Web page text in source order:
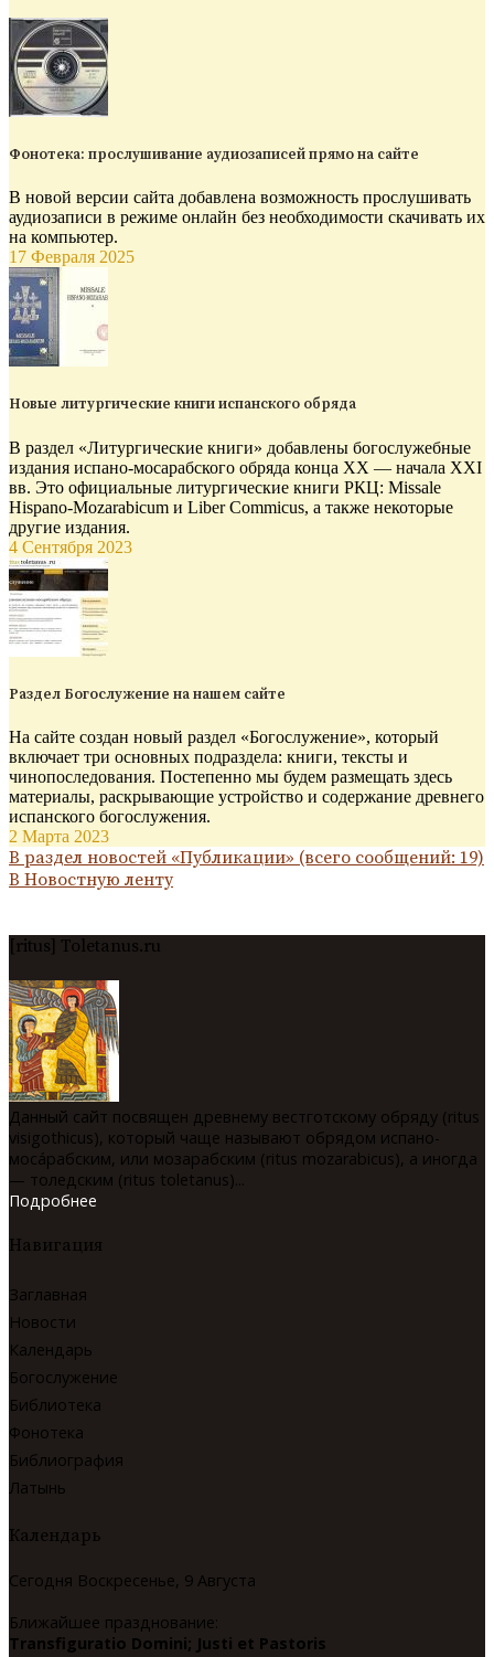
Фонотека: прослушивание аудиозаписей прямо на сайте
В новой версии сайта добавлена возможность прослушивать
аудиозаписи в режиме онлайн без необходимости скачивать их
на компьютер.
17 Февраля 2025
Новые литургические книги испанского обряда
В раздел «Литургические книги» добавлены богослужебные
издания испано-мосарабского обряда конца XX — начала XXI
вв. Это официальные литургические книги РКЦ: Missale
Hispano-Mozarabicum и Liber Commicus, а также некоторые
другие издания.
4 Сентября 2023
Раздел Богослужение на нашем сайте
На сайте создан новый раздел «Богослужение», который
включает три основных подраздела: книги, тексты и
чинопоследования. Постепенно мы будем размещать здесь
материалы, раскрывающие устройство и содержание древнего
испанского богослужения.
2 Марта 2023
В раздел новостей «Публикации» (всего сообщений: 19)
В Новостную ленту
[ritus] Toletanus.ru
Данный сайт посвящен древнему вестготскому обряду (ritus
visigothicus), который чаще называют обрядом испано-
мосáрабским, или мозарабским (ritus mozarabicus), а иногда
— толедским (ritus toletanus)...
Подробнее
Навигация
Заглавная
Новости
Календарь
Богослужение
Библиотека
Фонотека
Библиография
Латынь
Календарь
Сегодня Воскресенье, 9 Августа
Ближайшее празднование:
Transfiguratio Domini; Justi et Pastoris